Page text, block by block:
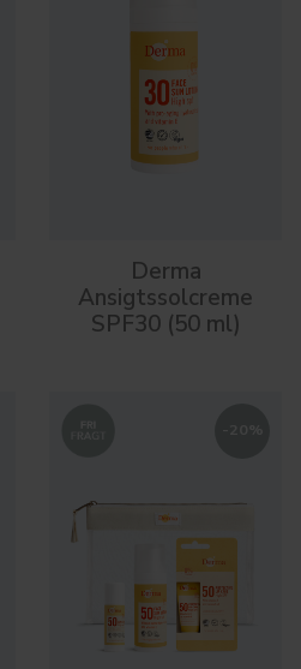
Derma
Ansigtssolcreme
SPF30 (50 ml)